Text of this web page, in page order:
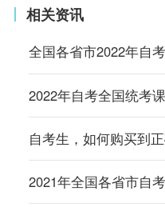
相关资讯
全国各省市2022年自
2022年自考全国统考
自考生，如何购买到
2021年全国各省市自